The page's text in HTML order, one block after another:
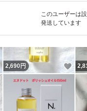
このユーザーは
発送しています
いいね！
2,690円 い